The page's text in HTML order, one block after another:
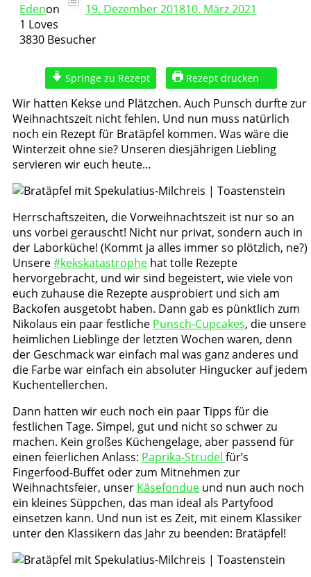
Edenon 19. Dezember 201810. März 2021
1 Loves
3830 Besucher
Springe zu Rezept Rezept drucken
Wir hatten Kekse und Plätzchen. Auch Punsch durfte zur
Weihnachtszeit nicht fehlen. Und nun muss natürlich
noch ein Rezept für Bratäpfel kommen. Was wäre die
Winterzeit ohne sie? Unseren diesjährigen Liebling
servieren wir euch heute…
Herrschaftszeiten, die Vorweihnachtszeit ist nur so an
uns vorbei gerauscht! Nicht nur privat, sondern auch in
der Laborküche! (Kommt ja alles immer so plötzlich, ne?)
Unsere#kekskatastrophe hat tolle Rezepte
hervorgebracht, und wir sind begeistert, wie viele von
euch zuhause die Rezepte ausprobiert und sich am
Backofen ausgetobt haben. Dann gab es pünktlich zum
Nikolaus ein paar festliche Punsch-Cupcakes, die unsere
heimlichen Lieblinge der letzten Wochen waren, denn
der Geschmack war einfach mal was ganz anderes und
die Farbe war einfach ein absoluter Hingucker auf jedem
Kuchentellerchen.
Dann hatten wir euch noch ein paar Tipps für die
festlichen Tage. Simpel, gut und nicht so schwer zu
machen. Kein großes Küchengelage, aber passend für
einen feierlichen Anlass: Paprika-Strudel für’s
Fingerfood-Buffet oder zum Mitnehmen zur
Weihnachtsfeier, unser Käsefondue und nun auch noch
ein kleines Süppchen, das man ideal als Partyfood
einsetzen kann. Und nun ist es Zeit, mit einem Klassiker
unter den Klassikern das Jahr zu beenden: Bratäpfel!